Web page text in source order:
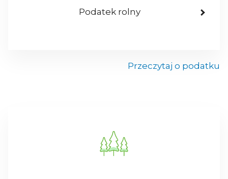
Podatek rolny
Przeczytaj o podatku